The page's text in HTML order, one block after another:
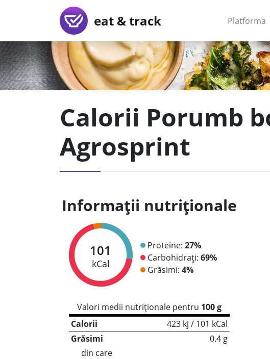
eat & track Platforma
Calorii Porumb
Agrosprint
Informații nutriționale
101
kCal
Proteine: 27%
Carbohidrați: 69%
Grăsimi: 4%
Valori medii nutriționale pentru 100 g
Calorii
423 kj / 101 kCal
Grăsimi
0.4 g
din care